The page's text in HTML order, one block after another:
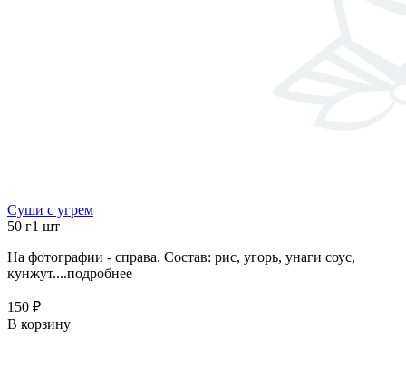
Суши с угрем
50 г1 шт
На фотографии - справа. Состав: рис, угорь, унаги соус,
кунжут....подробнее
150 ₽
В корзину